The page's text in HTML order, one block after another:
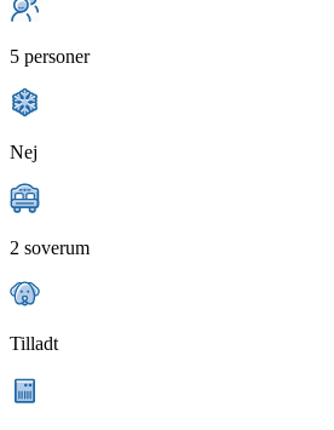
5 personer
Nej
2 soverum
Tilladt